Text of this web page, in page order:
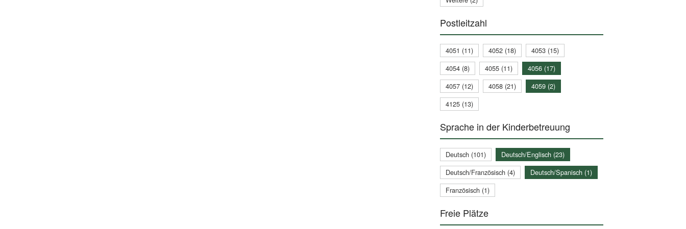
Postleitzahl
4051 (11) 4052 (18)
4053 (15)
4054 (8)
4055 (11)
4056 (17)
4057 (12)
4058 (21)
4059 (2)
4125 (13)
Sprache in der Kinderbetreuung
Deutsch (101)
Deutsch/Englisch (23)
Deutsch/Französisch (4)
Deutsch/Spanisch (1)
Französisch (1)
Freie Plätze